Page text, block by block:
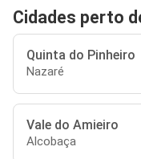
Cidades perto
Quinta do Pinheiro
Nazaré
Vale do Amieiro
Alcobaça